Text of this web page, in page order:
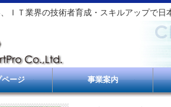
ＩＴ業界の技術者育成・スキルアップで日
ページ 事業案内